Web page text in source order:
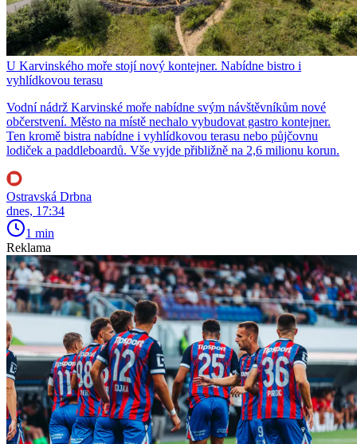
U Karvinského moře stojí nový kontejner. Nabídne bistro i
vyhlídkovou terasu
Vodní nádrž Karvinské moře nabídne svým návštěvníkům nové
občerstvení. Město na místě nechalo vybudovat gastro kontejner.
Ten kromě bistra nabídne i vyhlídkovou terasu nebo půjčovnu
lodiček a paddleboardů. Vše vyjde přibližně na 2,6 milionu korun.
Ostravská Drbna
dnes, 17:34
1 min
Reklama